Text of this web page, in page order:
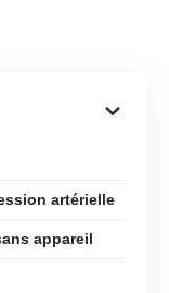
artérielle
appareil